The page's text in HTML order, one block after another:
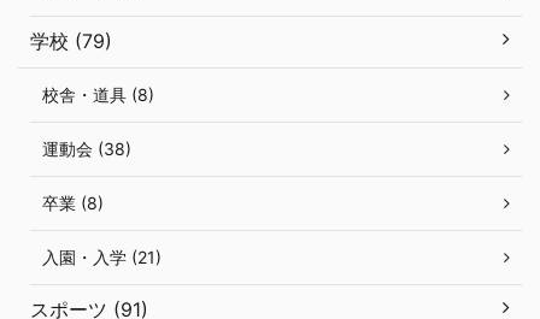
学校 (79)
校舎・道具 (8)
運動会 (38)
卒業 (8)
入園・入学 (21)
スポーツ (91)